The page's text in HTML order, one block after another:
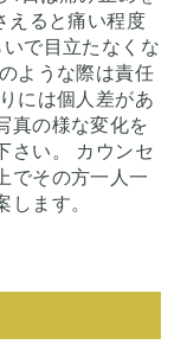
えると痛い程度
で目立たなくな
ような際は責任
には個人差があ
真の様な変化を
さい。 カウンセ
でその方一人一
します。